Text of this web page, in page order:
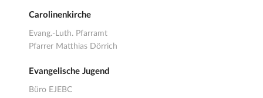
Carolinenkirche
Evang.-Luth. Pfarramt
Pfarrer Matthias Dörrich
Evangelische Jugend
Büro EJEBC